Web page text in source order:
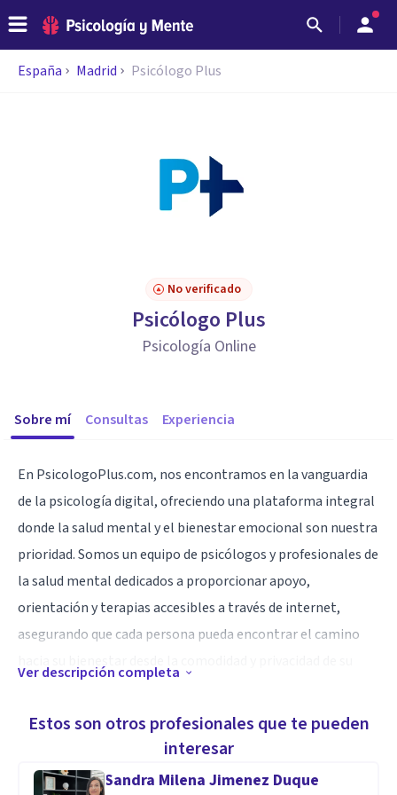
España Madrid Psicólogo Plus
No verificado
Psicólogo Plus
Psicología Online
Sobre mí Consultas Experiencia
En PsicologoPlus.com, nos encontramos en la vanguardia
de la psicología digital, ofreciendo una plataforma integral
donde la salud mental y el bienestar emocional son nuestra
prioridad. Somos un equipo de psicólogos y profesionales de
la salud mental dedicados a proporcionar apoyo,
orientación y terapias accesibles a través de internet,
asegurando que cada persona pueda encontrar el camino
Nuestra misión es clara: democratizar el acceso a la
psicología de calidad, eliminando las barreras geográficas y
Ver descripción completa
Estos son otros profesionales que te pueden
interesar
Sandra Milena Jimenez Duque